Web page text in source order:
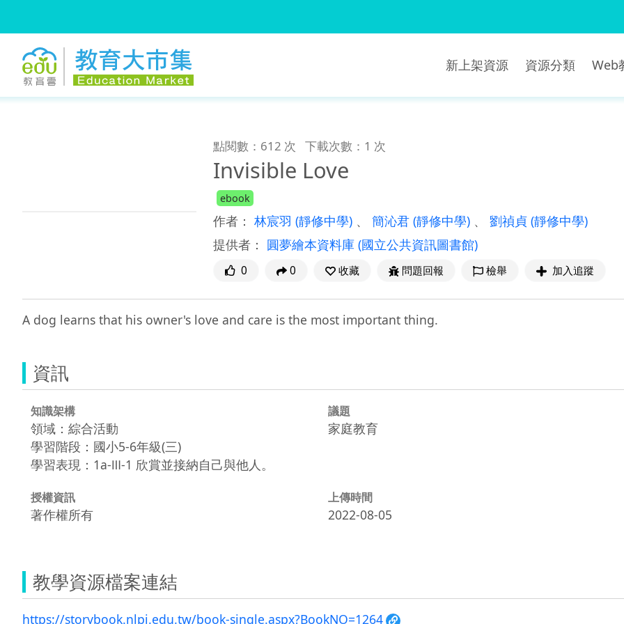
新上架資源 資源分類 Web
點閱數：612 次 下載次數：1 次
Invisible Love
ebook
作者： 林宸羽 (靜修中學) 、 簡沁君 (靜修中學) 、 劉禎貞 (靜修中學)
提供者： 圓夢繪本資料庫 (國立公共資訊圖書館)
0 0 收藏 問題回報 檢舉 加入追蹤
A dog learns that his owner's love and care is the most important thing.
資訊
知識架構
領域：綜合活動
學習階段：國小5-6年級(三)
學習表現：1a-Ⅲ-1 欣賞並接納自己與他人。
議題
家庭教育
授權資訊
著作權所有
上傳時間
2022-08-05
教學資源檔案連結
https://storybook.nlpi.edu.tw/book-single.aspx?BookNO=1264